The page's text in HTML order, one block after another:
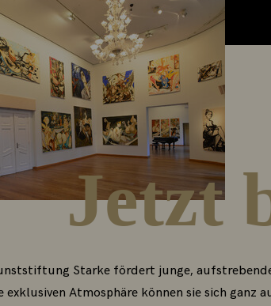
Jetzt
Starke fördert junge,
exklusiven Atmosphäre können sie sich